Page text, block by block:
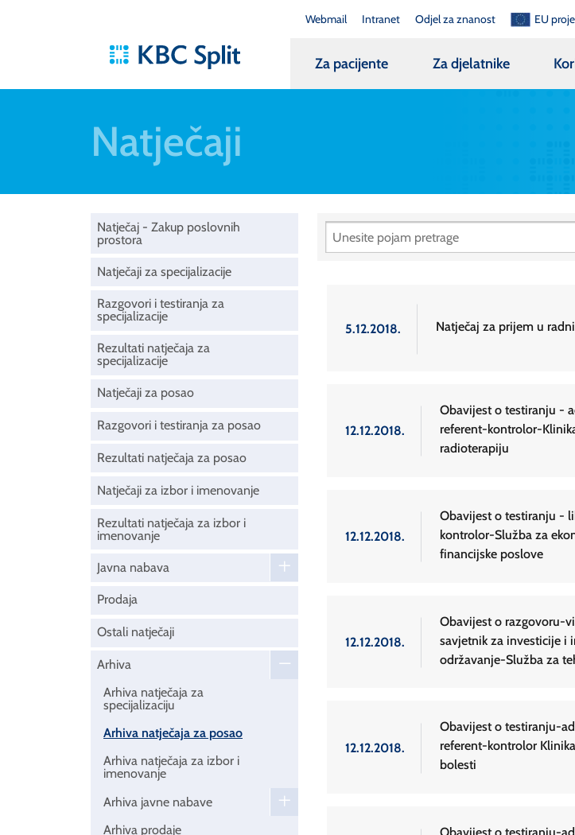
Webmail Intranet Odjel za znanost EU
Za pacijente Za djelatnike
Natječaji
Natječaj - Zakup poslovnih
prostora
Natječaji za specijalizacije
Razgovori i testiranja za
specijalizacije
Rezultati natječaja za
specijalizacije
Natječaji za posao
Razgovori i testiranja za posao
Rezultati natječaja za posao
Natječaji za izbor i imenovanje
Rezultati natječaja za izbor i
imenovanje
Javna nabava
Prodaja
Ostali natječaji
Arhiva
Arhiva natječaja za
specijalizaciju
Arhiva natječaja za posao
Arhiva natječaja za izbor i
imenovanje
Arhiva javne nabave
Arhiva prodaje
5.12.2018. Natječaj za prijem u
12.12.2018.
Obavijest o testiranju -
referent-kontrolor-
radioterapiju
12.12.2018.
Obavijest o testiranju -
kontrolor-Služba za
financijske poslove
12.12.2018.
Obavijest o razgovoru-
savjetnik za investicije i
održavanje-Služba za
12.12.2018.
Obavijest o testiranju-
referent-kontrolor
bolesti